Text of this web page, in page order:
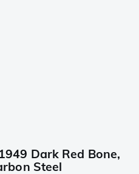
Dark Red Bone,
Steel